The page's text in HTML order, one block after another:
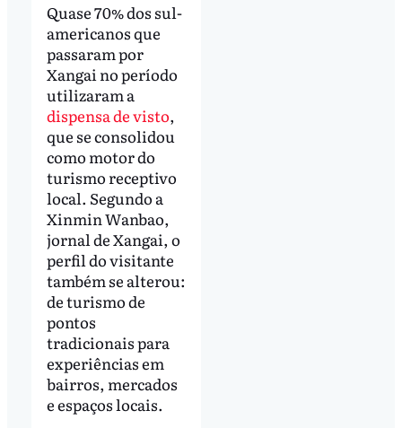
Quase 70% dos sul-
americanos que
passaram por
Xangai no período
utilizaram a
dispensa de visto,
que se consolidou
como motor do
turismo receptivo
local. Segundo a
Xinmin Wanbao,
jornal de Xangai, o
perfil do visitante
também se alterou:
de turismo de
pontos
tradicionais para
experiências em
bairros, mercados
e espaços locais.